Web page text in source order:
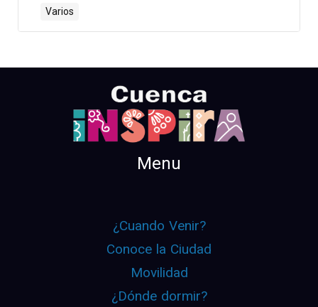
Varios
Menu
¿Cuando Venir?
Conoce la Ciudad
Movilidad
¿Dónde dormir?